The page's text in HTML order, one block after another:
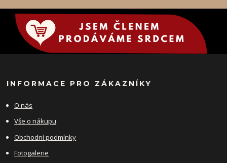
INFORMACE PRO ZÁKAZNÍKY
O nás
Vše o nákupu
Obchodní podmínky
Fotogalerie